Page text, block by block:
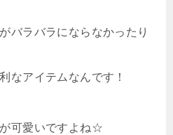
バラバラにならなかったり
なアイテムなんです！
可愛いですよね☆